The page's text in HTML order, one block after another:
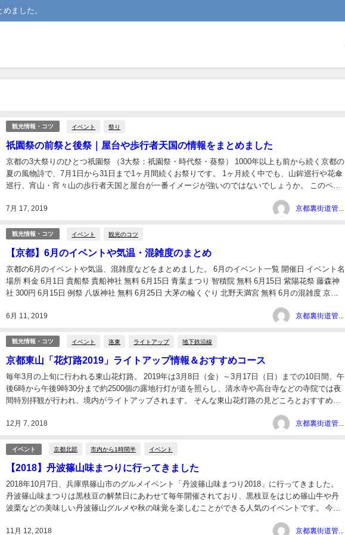
ました。
観光情報・コツ イベント 祭り
祇園祭の前祭と後祭｜屋台や歩行者天国の情報をまとめました
7月 17, 2019
京都の3大祭りのひとつ祇園祭 （3大祭：祇園祭・時代祭・葵祭） 1000年以上も前から続く京都の
夏の風物詩で、7月1日から31日まで1ヶ月間続くお祭りです。 1ヶ月続く中でも、山鉾巡行や花傘
巡行、宵山・宵々山の歩行者天国と屋台が一番イメージが強いのではないでしょうか。 このペー
京都裏街道管理人
観光情報・コツ イベント 観光のコツ
【京都】6月のイベントや気温・混雑度のまとめ
6月 11, 2019
京都の6月のイベントや気温、混雑度などをまとめました。 6月のイベント一覧 開催日 イベント名
場所 料金 6月1日 貴船祭 貴船神社 無料 6月15日 青葉まつり 智積院 無料 6月15日 紫陽花祭 藤森神
社 300円 6月15日 例祭 八坂神社 無料 6月25日 大茅の輪くぐり 北野天満宮 無料 6月の混雑度 京
京都裏街道管理人
観光情報・コツ イベント 洛東 ライトアップ 地下鉄沿線
京都東山「花灯路2019」ライトアップ情報＆おすすめコース
12月 7, 2018
毎年3月の上旬に行われる東山花灯路。 2019年は3月8日（金）～3月17日（日）までの10日間、午
後6時から午後9時30分まで約2500個の露地行灯が道を照らし、清水寺や高台寺などの寺院では夜
間特別拝観が行われ、境内がライトアップされます。 そんな東山花灯路の見どころとおすすめの
京都裏街道管理人
イベント 京都北部 市内から1時間半 イベント
【2018】丹波篠山味まつりに行ってきました
11月 12, 2018
2018年10月7日、兵庫県篠山市のグルメイベント「丹波篠山味まつり2018」に行ってきました。
丹波篠山味まつりは黒枝豆の解禁日にあわせて毎年開催されており、黒枝豆をはじめ篠山牛や丹
波栗などの美味しい丹波篠山グルメや秋の味覚を楽しむことができる人気のイベントです。 今回
京都裏街道管理人